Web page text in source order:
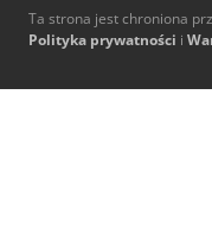
Ta strona jest chroniona
Polityka prywatności i